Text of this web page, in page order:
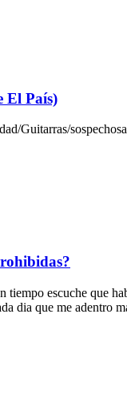
El País)
Guitarras/
tiempo escuche que
dia que me adentro